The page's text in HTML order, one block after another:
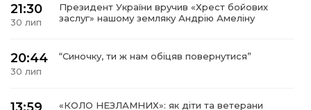
21:30
30 лип
Президент України вручив «Хрест бойових
заслуг» нашому земляку Андрію Амеліну
20:44
30 лип
“Синочку, ти ж нам обіцяв повернутися”
«КОЛО НЕЗЛАМНИХ»: як діти та ветерани